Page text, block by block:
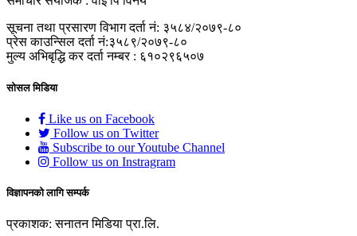
सूचना तथा प्रसारण विभाग दर्ता नं: ३५८४/२०७९-८०
प्रेस काउन्सिल दर्ता नं:३५८९/२०७९-८०
मुल्य अभिबृद्धि कर दर्ता नम्बर : ६१०२९६५०७
सोसल मिडिया
Like us on Facebook
Follow us on Twitter
Subscribe to our Youtube Channel
Follow us on Instragram
विज्ञापनको लागि सम्पर्क
प्रकाशक: सनातन मिडिया प्रा.लि.